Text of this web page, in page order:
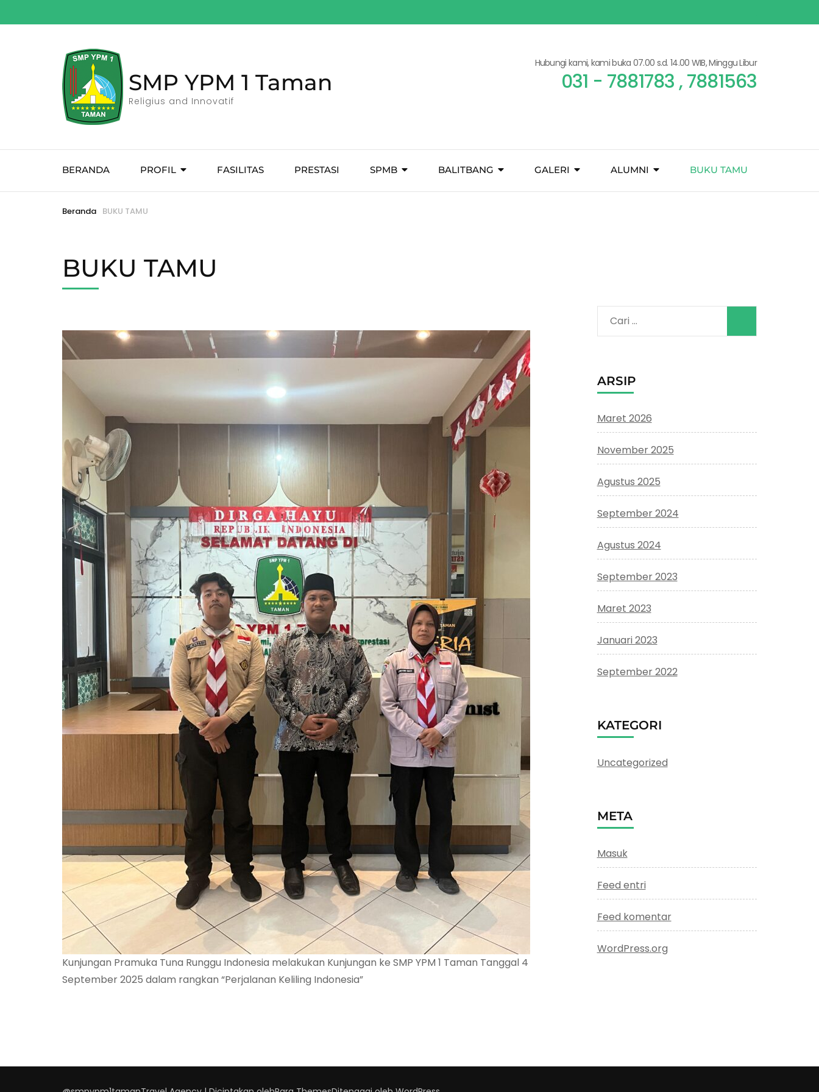
ke
SMP YPM 1 Taman
Religius and Innovatif
Hubungi kami, kami buka 07.00 s.d. 14.00 WIB, Minggu Libur
031 - 7881783 , 7881563
BERANDA PROFIL FASILITAS PRESTASI SPMB BALITBANG GALERI ALUMNI BUKU TAMU
Beranda BUKU TAMU
BUKU TAMU
Kunjungan Pramuka Tuna Runggu Indonesia melakukan Kunjungan ke SMP YPM 1 Taman Tanggal 4
September 2025 dalam rangkan “Perjalanan Keliling Indonesia”
Cari
untuk:
ARSIP
Maret 2026
November 2025
Agustus 2025
September 2024
Agustus 2024
September 2023
Maret 2023
Januari 2023
September 2022
KATEGORI
Uncategorized
META
Masuk
Feed entri
Feed komentar
WordPress.org